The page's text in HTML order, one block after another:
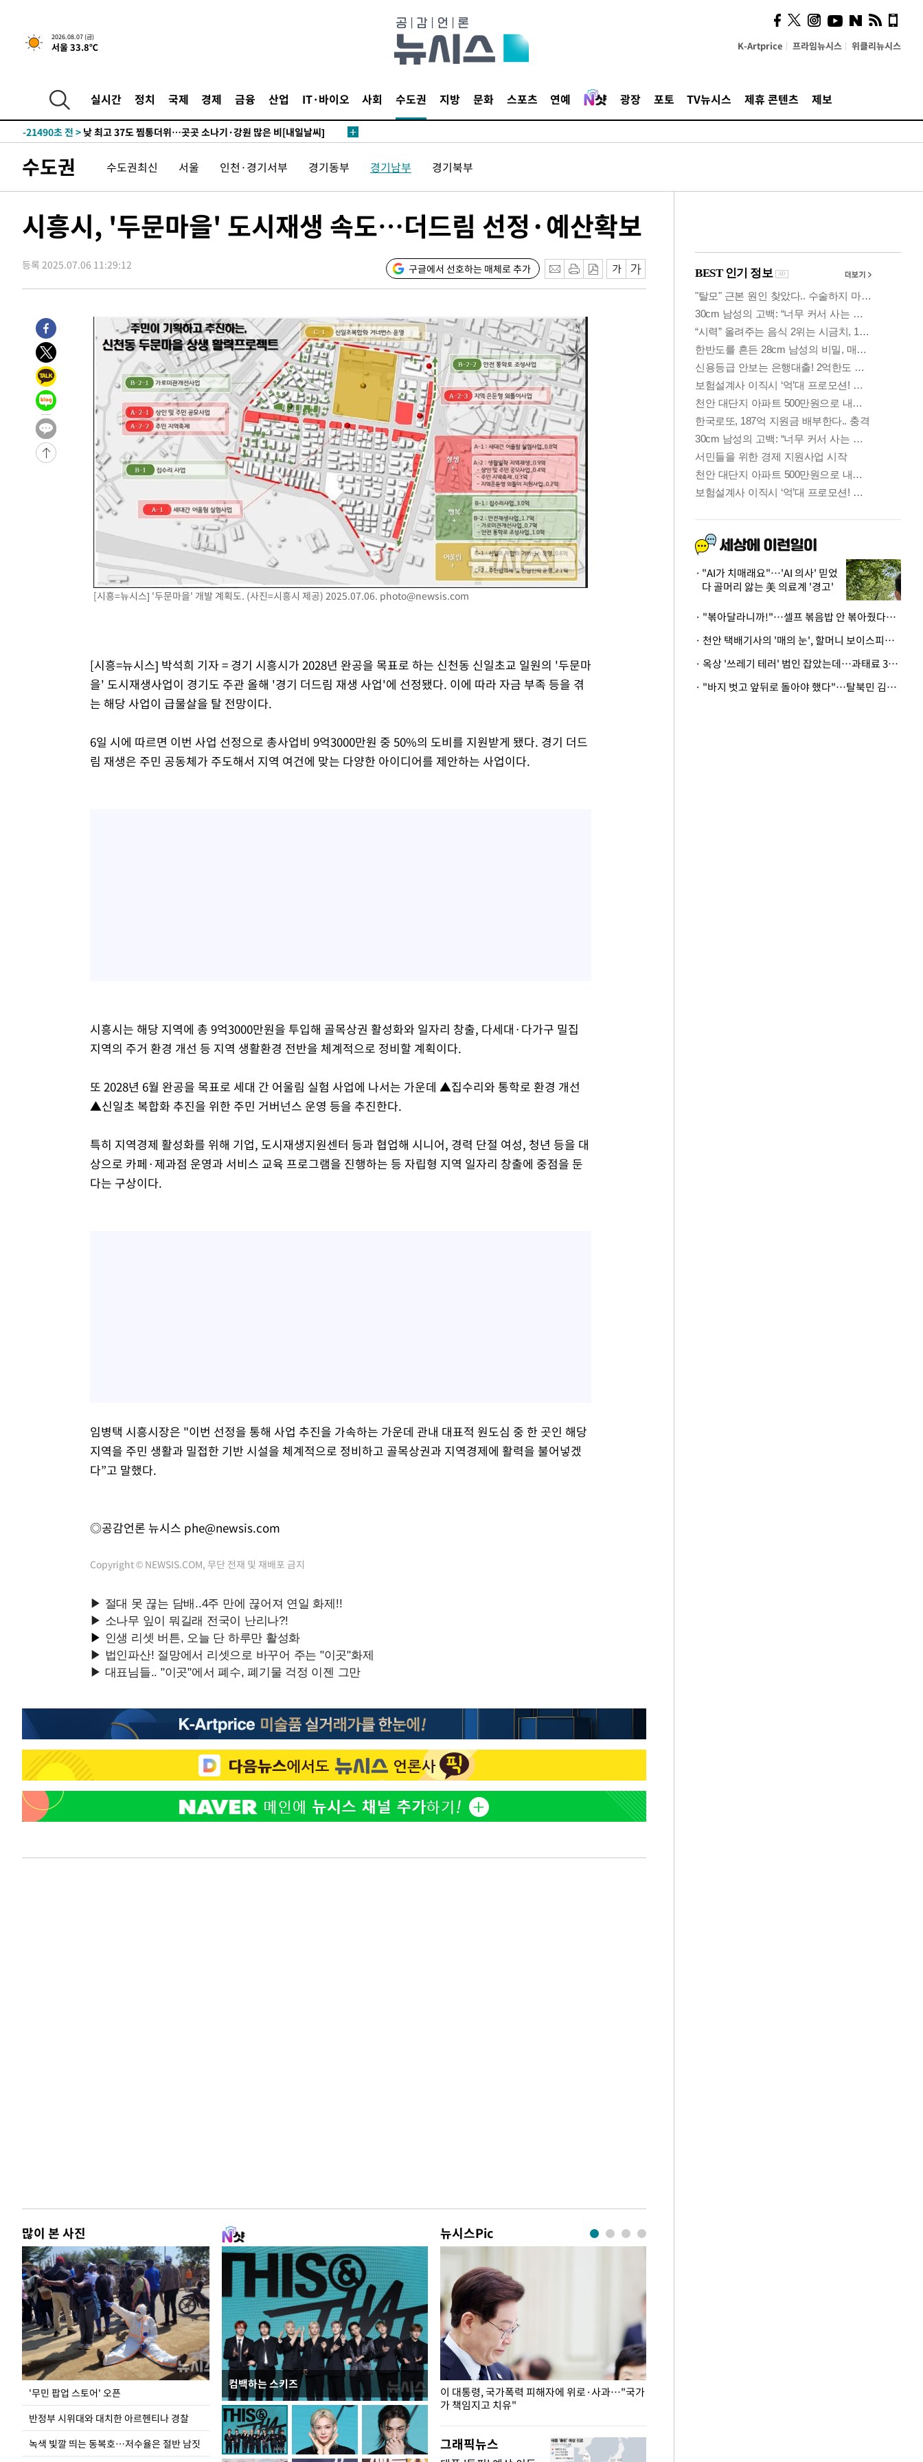
2026.08.07 (금)
서울 33.8℃ K-Artprice 프라임뉴시스 위클리뉴시스
실시간 정치 국제 경제 금융 산업 IT·바이오 사회 수도권 지방 문화 스포츠 연예 광장 포토 TV뉴시스 제휴 콘텐츠 제보
14분 전 >[속보]종합특검, '관저이전 봐주기 감사' 유병호 구속기소
-32024초 전 >이란, "오만과 '중앙 단일 루트' 합의…북쪽 인바운드·남쪽 아웃바
-23556초 전 >
[속보]이 대통령, '호우피해' 안동·의성 관할 4개 면 특별재난지역
-23519초 전 >
갈 수도
-21490초 전 > 낮 최고 37도 찜통더위…곳곳 소나기·강원 많은 비[내일날씨]
응"
-16652초 전 >
여자배구 이재영·이다영 자매, 아제르바이잔 투란VC 입단
-15905초 전 >외국인 심판 성 접대 7경기 들여다보니…한국 축구 '5승 2무'
-15592초 전 >[속보]코스피, 6200선 약보합…0.60% 내린 6258.77에 마쳐
-15461초 전 >[속보] 노원서 40.1도 관측…서울, 2018년 이후 첫 40도
-12551초 전 >[속보]종합특검, '계엄 수용공간 확보' 신용해 前교정본부장 기소
-11395초 전 >
11시간 압수수색에 성접대 파문까지…'쑥대밭' 된 축구협회
-10417초 전 >
[속보]규제합리화위원회 부위원장에 김태유 서울대 공대 교수…이
병태 후임
-6775초 전 >
[속보]국힘 윤리위, '돌려차기 발언' 진종오·서범수 징계 절차 개시
-2100초 전 >
[속보] 7월 중국 수출 23.9%↑ 수입 27.5%↑…무역총액 25.3%↑
12분 전 >
[속보]'채상병 순직 책임' 임성근, 항소심도 징역 3년
14분 전 >
[속보]종합특검, '관저이전 봐주기 감사' 유병호 구속기소
-32024초 전 >
이란, "오만과 '중앙 단일 루트' 합의…북쪽 인바운드·남쪽 아웃바
운드는 임시"
-23592초 전 >
"낮 기온 소폭 하락"…수도권 폭염중대경보, 폭염경보로 하향
[속보]이 대통령, '호우피해' 안동·의성 관할 4개 면 특별재난지역
[단독]중수청 지원 검사들, 정원 초과 시 낮은 계급 임용…희망지 못
낮 최고 37도 찜통더위…곳곳 소나기·강원 많은 비[내일날씨]
SK하이닉스, 용인·청주 팹에 54조 투자…"AI 메모리 수요 선제 대
여자배구 이재영·이다영 자매, 아제르바이잔 투란VC 입단
외국인 심판 성 접대 7경기 들여다보니…한국 축구 '5승 2무'
[속보]코스닥, 2.86포인트(0.36%) 내린 798.81마감
[속보]종합특검, '계엄 수용공간 확보' 신용해 前교정본부장 기소
외신들도 주목한 韓축구 파문…"국민적 공분에 수사 재개"
11시간 압수수색에 성접대 파문까지…'쑥대밭' 된 축구협회
[속보]국힘 윤리위, '돌려차기 발언' 진종오·서범수 징계 절차 개시
[속보] 7월 중국 수출 23.9%↑ 수입 27.5%↑…무역총액 25.3%↑
수도권 수도권최신 서울 인천·경기서부 경기동부 경기남부 경기북부
시흥시, '두문마을' 도시재생 속도…더드림 선정·예산확보
등록 2025.07.06 11:29:12 구글에서 선호하는 매체로 추가
[시흥=뉴시스] '두문마을' 개발 계획도. (사진=시흥시 제공) 2025.07.06. photo@newsis.com
[시흥=뉴시스] 박석희 기자 = 경기 시흥시가 2028년 완공을 목표로 하는 신천동 신일초교 일원의 '두문마
을' 도시재생사업이 경기도 주관 올해 '경기 더드림 재생 사업'에 선정됐다. 이에 따라 자금 부족 등을 겪
는 해당 사업이 급물살을 탈 전망이다.
6일 시에 따르면 이번 사업 선정으로 총사업비 9억3000만원 중 50%의 도비를 지원받게 됐다. 경기 더드
림 재생은 주민 공동체가 주도해서 지역 여건에 맞는 다양한 아이디어를 제안하는 사업이다.
시흥시는 해당 지역에 총 9억3000만원을 투입해 골목상권 활성화와 일자리 창출, 다세대·다가구 밀집
지역의 주거 환경 개선 등 지역 생활환경 전반을 체계적으로 정비할 계획이다.
또 2028년 6월 완공을 목표로 세대 간 어울림 실험 사업에 나서는 가운데 ▲집수리와 통학로 환경 개선
▲신일초 복합화 추진을 위한 주민 거버넌스 운영 등을 추진한다.
특히 지역경제 활성화를 위해 기업, 도시재생지원센터 등과 협업해 시니어, 경력 단절 여성, 청년 등을 대
상으로 카페·제과점 운영과 서비스 교육 프로그램을 진행하는 등 자립형 지역 일자리 창출에 중점을 둔
다는 구상이다.
임병택 시흥시장은 "이번 선정을 통해 사업 추진을 가속하는 가운데 관내 대표적 원도심 중 한 곳인 해당
지역을 주민 생활과 밀접한 기반 시설을 체계적으로 정비하고 골목상권과 지역경제에 활력을 불어넣겠
다”고 말했다.
◎공감언론 뉴시스 phe@newsis.com
Copyright © NEWSIS.COM, 무단 전재 및 재배포 금지
많이 본 사진
'무민 팝업 스토어' 오픈
반정부 시위대와 대치한 아르헨티나 경찰
녹색 빛깔 띄는 동복호…저수율은 절반 남짓
컴백하는 스키즈
뉴시스Pic
지석천 뒤덮은 개구리밥
이 대통령, 국가폭력 피해자에 위로·사과…"국가
가 책임지고 치유"
그래픽뉴스
시, 스마트폰 액세서리에
NFC 더했다
"AI가 치매래요"…'AI 의사' 믿었
다 골머리 앓는 美 의료계 '경고'
· "볶아달라니까!"…셀프 볶음밥 안 볶아줬다고 사장 폭행한 손님
· 천안 택배기사의 '매의 눈', 할머니 보이스피싱 피해 막아
· 옥상 '쓰레기 테러' 범인 잡았는데…과태료 3만원 처분에 숙박업주 허탈
· "바지 벗고 앞뒤로 돌아야 했다"…탈북민 김서아, 기쁨조 검사 수치심 회상